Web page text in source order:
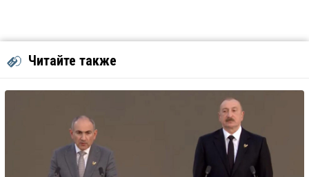
Читайте также